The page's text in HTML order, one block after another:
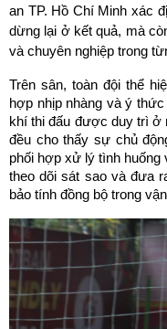
an TP. Hồ Chí Minh xác
dừng lại ở kết quả, mà
và chuyên nghiệp trong
Trên sân, toàn đội thể
hợp nhịp nhàng và ý
khí thi đấu được duy trì ở
đều cho thấy sự chủ
phối hợp xử lý tình huống
theo dõi sát sao và đưa
bảo tính đồng bộ trong